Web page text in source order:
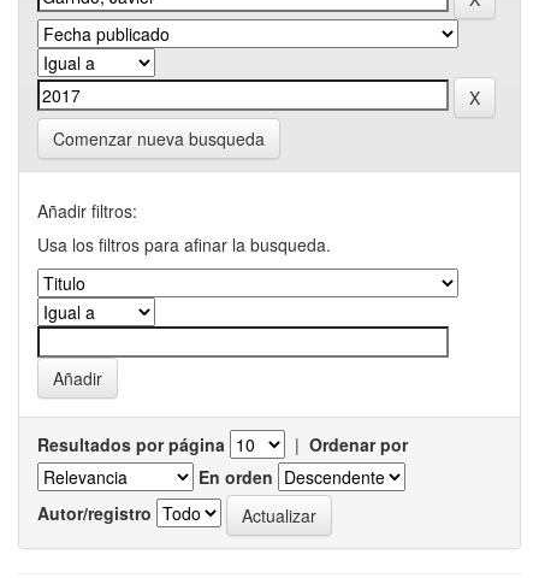
Comenzar nueva busqueda
Añadir filtros:
Usa los filtros para afinar la busqueda.
Resultados por página | Ordenar por
En orden
Autor/registro